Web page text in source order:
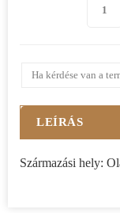
Ha kérdése van a
LEÍRÁS
Származási hely: